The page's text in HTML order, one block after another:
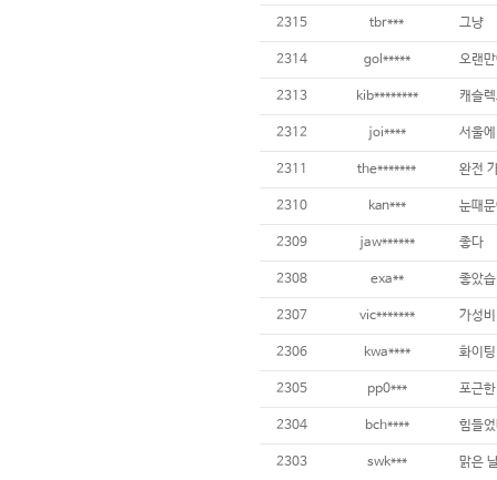
2315 tbr*** 그냥
2314 gol***** 오랜
2313 kib******** 캐슬
2312 joi****
2311 the******* 완전
2310 kan*** 눈때
2309 jaw****** 좋다
2308 exa** 좋았
2307 vic******* 가성
2306 kwa**** 화이
2305 pp0*** 포근
2304 bch**** 힘들
2303 swk*** 맑은